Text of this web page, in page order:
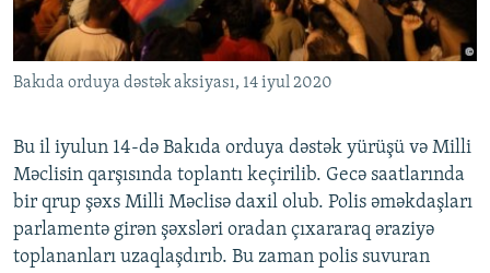
Bakıda orduya dəstək aksiyası, 14 iyul 2020
Bu il iyulun 14-də Bakıda orduya dəstək yürüşü və Milli
Məclisin qarşısında toplantı keçirilib. Gecə saatlarında
bir qrup şəxs Milli Məclisə daxil olub. Polis əməkdaşları
parlamentə girən şəxsləri oradan çıxararaq əraziyə
toplananları uzaqlaşdırıb. Bu zaman polis suvuran